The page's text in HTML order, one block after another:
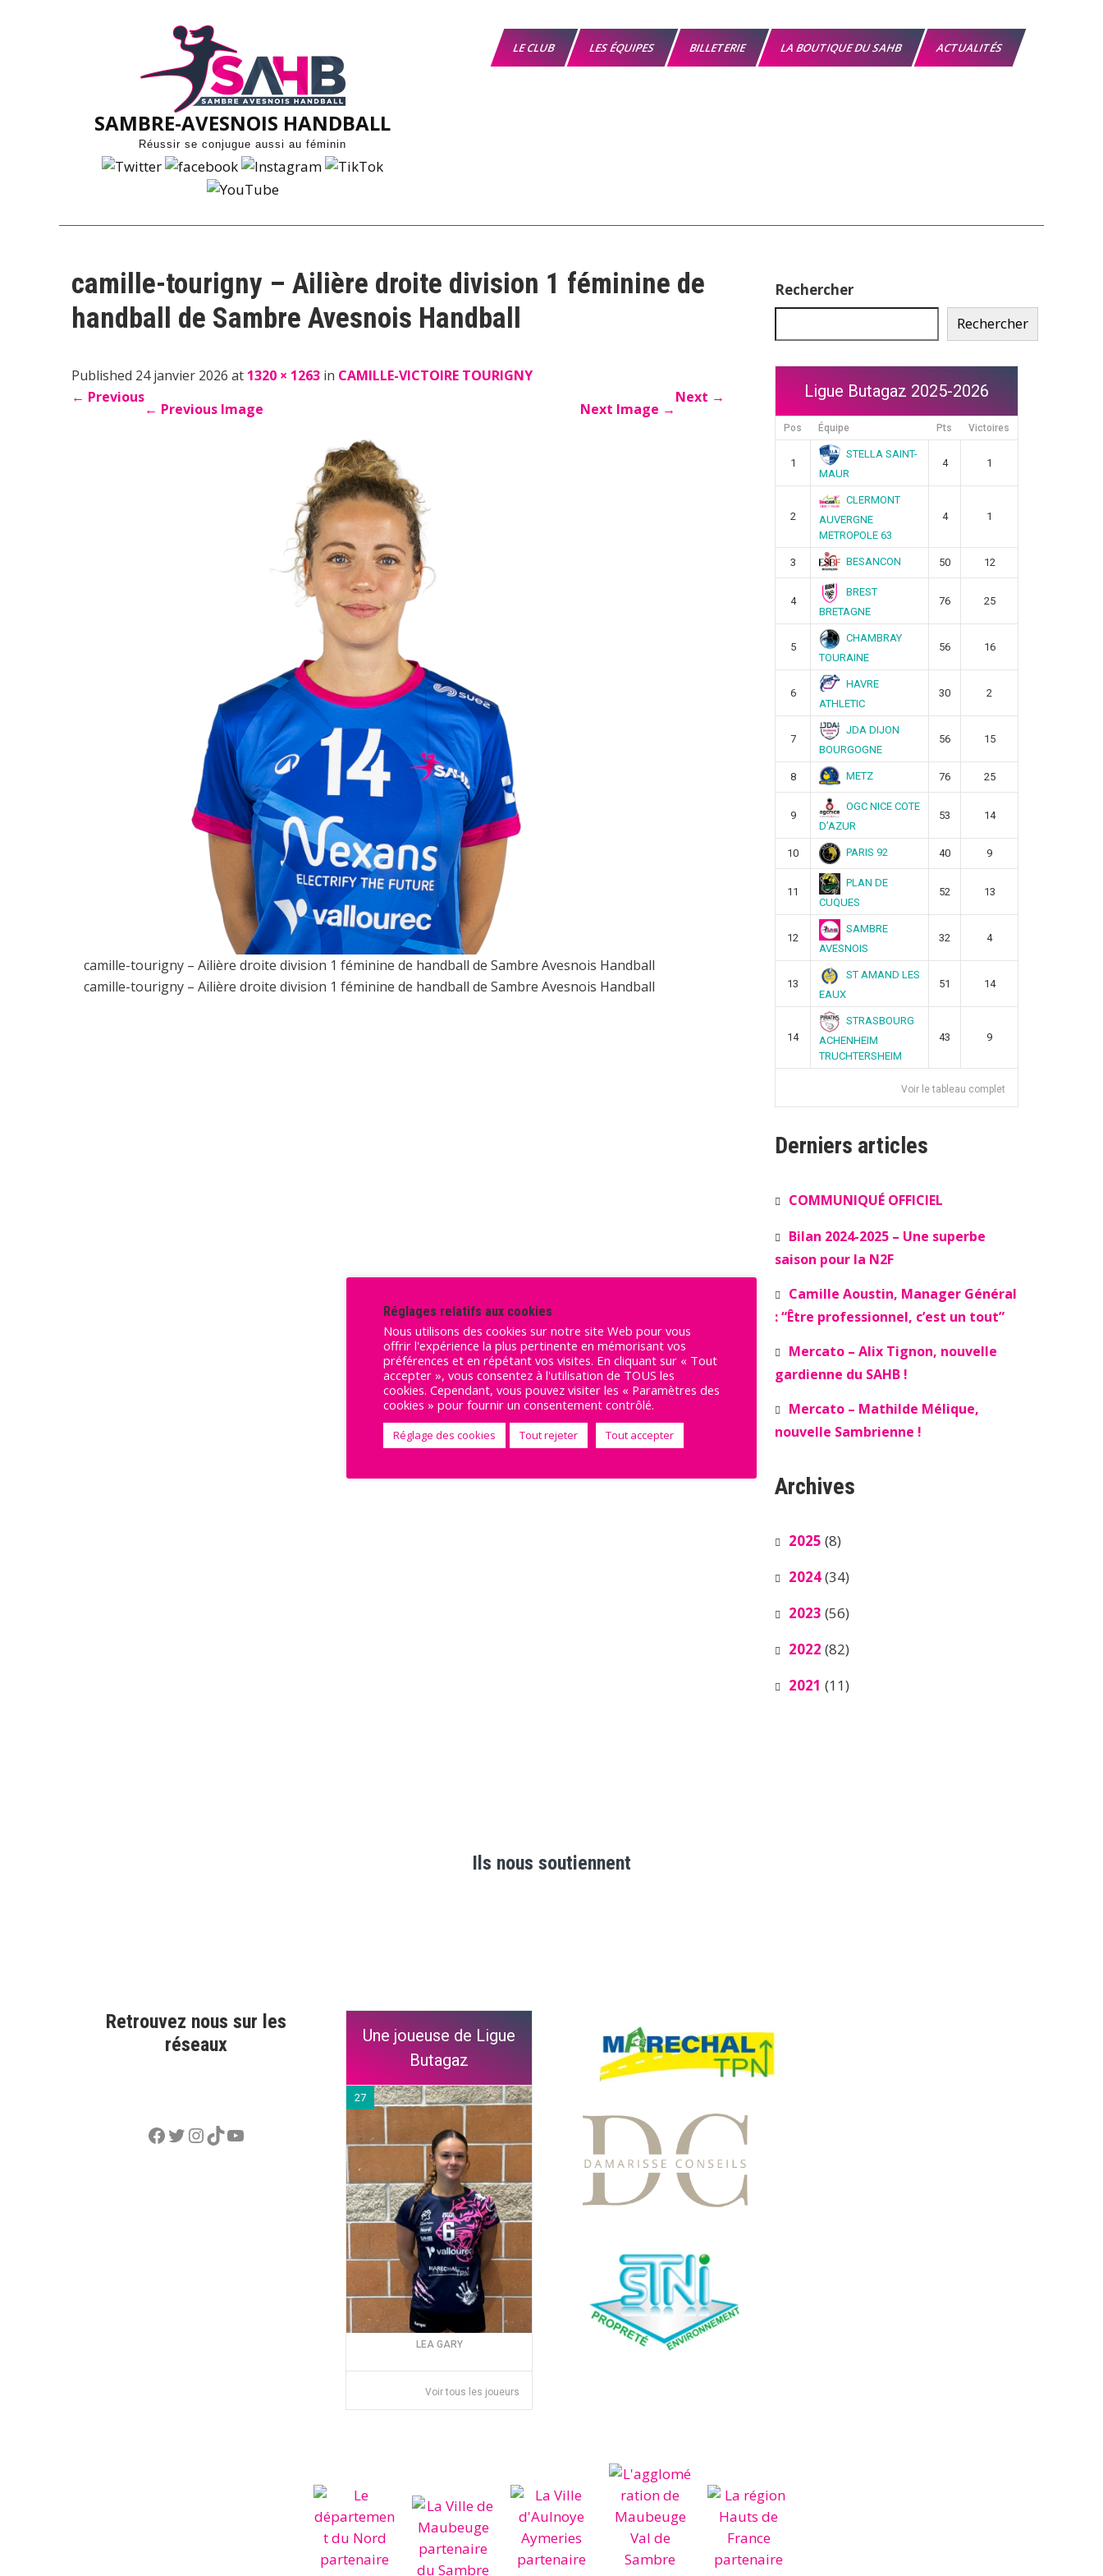
SAMBRE-AVESNOIS HANDBALL
Réussir se conjugue aussi au féminin
LE CLUB LES ÉQUIPES BILLETERIE LA BOUTIQUE DU SAHB ACTUALITÉS
camille-tourigny – Ailière droite division 1 féminine de
handball de Sambre Avesnois Handball
Published 24 janvier 2026 at 1320 × 1263 in CAMILLE-VICTOIRE TOURIGNY
← Previous Next →
← Previous Image Next Image →
camille-tourigny – Ailière droite division 1 féminine de handball de Sambre Avesnois Handball
camille-tourigny – Ailière droite division 1 féminine de handball de Sambre Avesnois Handball
Rechercher
Rechercher
Ligue Butagaz 2025-2026
Pos Équipe Pts Victoires
1
STELLA SAINT-
MAUR
4 1
2
CLERMONT
AUVERGNE
METROPOLE 63
4 1
3 BESANCON 50 12
4
BREST
BRETAGNE
76 25
5
CHAMBRAY
TOURAINE
56 16
6
HAVRE
ATHLETIC
30 2
7
JDA DIJON
BOURGOGNE
56 15
8 METZ 76 25
9
OGC NICE COTE
D’AZUR
53 14
10 PARIS 92 40 9
11
PLAN DE
CUQUES
52 13
12
SAMBRE
AVESNOIS
32 4
13
ST AMAND LES
EAUX
51 14
14
STRASBOURG
ACHENHEIM
TRUCHTERSHEIM
43 9
Voir le tableau complet
Derniers articles
COMMUNIQUÉ OFFICIEL
Bilan 2024-2025 – Une superbe
saison pour la N2F
Camille Aoustin, Manager Général
: “Être professionnel, c’est un tout”
Mercato – Alix Tignon, nouvelle
gardienne du SAHB !
Mercato – Mathilde Mélique,
nouvelle Sambrienne !
Archives
2025 (8)
2024(34)
2023 (56)
2022 (82)
2021 (11)
Ils nous soutiennent
Retrouvez nous sur les
réseaux
Facebook
Twitter
Instagram
TikTok
YouTube
Une joueuse de Ligue
Butagaz
27
LEA GARY
Voir tous les joueurs
Réglages relatifs aux cookies
Nous utilisons des cookies sur notre site Web pour vous
offrir l'expérience la plus pertinente en mémorisant vos
préférences et en répétant vos visites. En cliquant sur « Tout
accepter », vous consentez à l'utilisation de TOUS les
cookies. Cependant, vous pouvez visiter les « Paramètres des
cookies » pour fournir un consentement contrôlé.
Réglage des cookies Tout rejeter Tout accepter